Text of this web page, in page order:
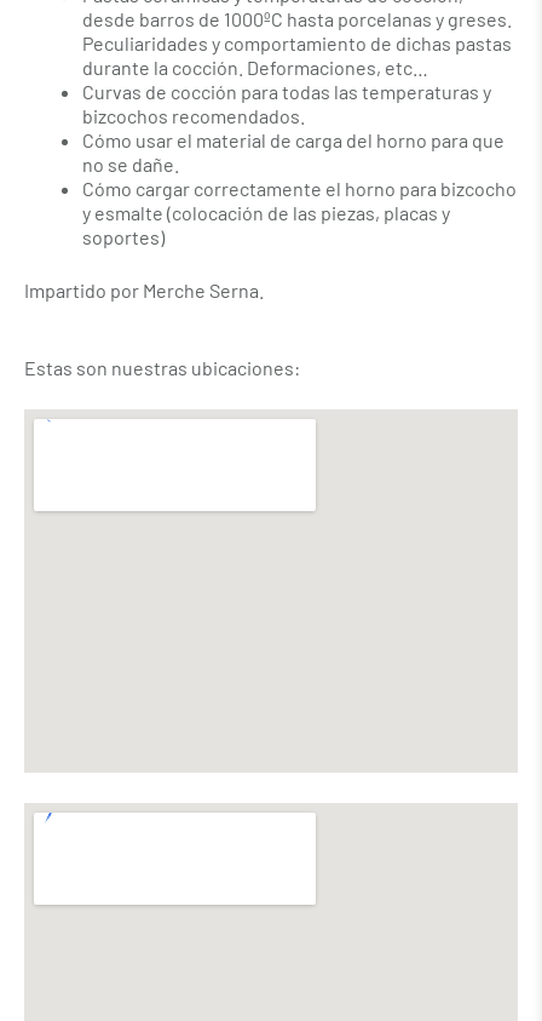
desde barros de 1000ºC hasta porcelanas y greses.
Peculiaridades y comportamiento de dichas pastas
durante la cocción. Deformaciones, etc…
Curvas de cocción para todas las temperaturas y
bizcochos recomendados.
Cómo usar el material de carga del horno para que
no se dañe.
Cómo cargar correctamente el horno para bizcocho
y esmalte (colocación de las piezas, placas y
soportes)
Impartido por Merche Serna.
Estas son nuestras ubicaciones: